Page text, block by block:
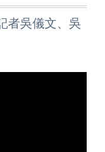
者吳儀文、吳